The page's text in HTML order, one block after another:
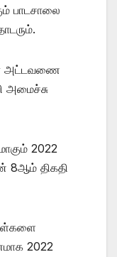
பாடசாலை
அட்டவணை
அமைச்சு
2022
8ஆம் திகதி
2022